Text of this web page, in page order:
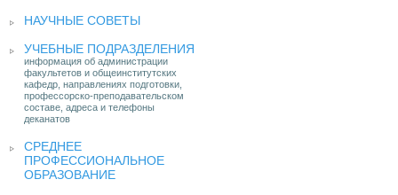
НАУЧНЫЕ СОВЕТЫ
УЧЕБНЫЕ ПОДРАЗДЕЛЕНИЯ
информация об администрации
факультетов и общеинститутских
кафедр, направлениях подготовки,
профессорско-преподавательском
составе, адреса и телефоны
деканатов
СРЕДНЕЕ
ПРОФЕССИОНАЛЬНОЕ
ОБРАЗОВАНИЕ